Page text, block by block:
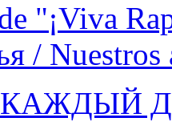
"¡Viva
/ Nuestros